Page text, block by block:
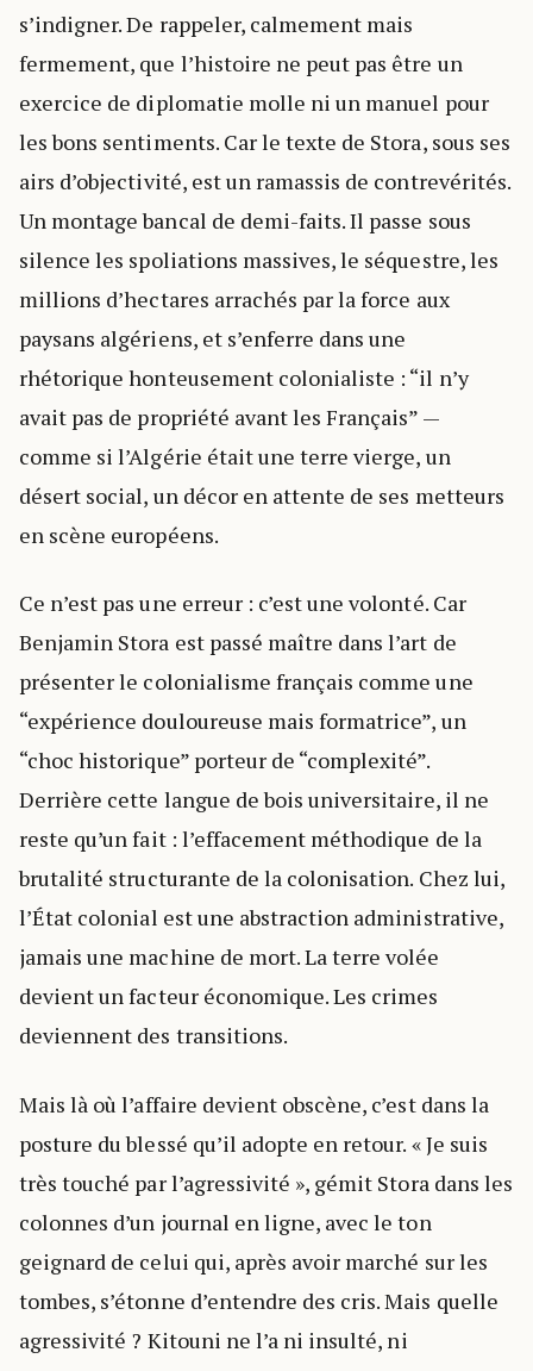
s’indigner. De rappeler, calmement mais
fermement, que l’histoire ne peut pas être un
exercice de diplomatie molle ni un manuel pour
les bons sentiments. Car le texte de Stora, sous ses
airs d’objectivité, est un ramassis de contrevérités.
Un montage bancal de demi-faits. Il passe sous
silence les spoliations massives, le séquestre, les
millions d’hectares arrachés par la force aux
paysans algériens, et s’enferre dans une
rhétorique honteusement colonialiste : “il n’y
avait pas de propriété avant les Français” —
comme si l’Algérie était une terre vierge, un
désert social, un décor en attente de ses metteurs
en scène européens.
Ce n’est pas une erreur : c’est une volonté. Car
Benjamin Stora est passé maître dans l’art de
présenter le colonialisme français comme une
“expérience douloureuse mais formatrice”, un
“choc historique” porteur de “complexité”.
Derrière cette langue de bois universitaire, il ne
reste qu’un fait : l’effacement méthodique de la
brutalité structurante de la colonisation. Chez lui,
l’État colonial est une abstraction administrative,
jamais une machine de mort. La terre volée
devient un facteur économique. Les crimes
deviennent des transitions.
Mais là où l’affaire devient obscène, c’est dans la
posture du blessé qu’il adopte en retour. « Je suis
très touché par l’agressivité », gémit Stora dans les
colonnes d’un journal en ligne, avec le ton
geignard de celui qui, après avoir marché sur les
tombes, s’étonne d’entendre des cris. Mais quelle
agressivité ? Kitouni ne l’a ni insulté, ni